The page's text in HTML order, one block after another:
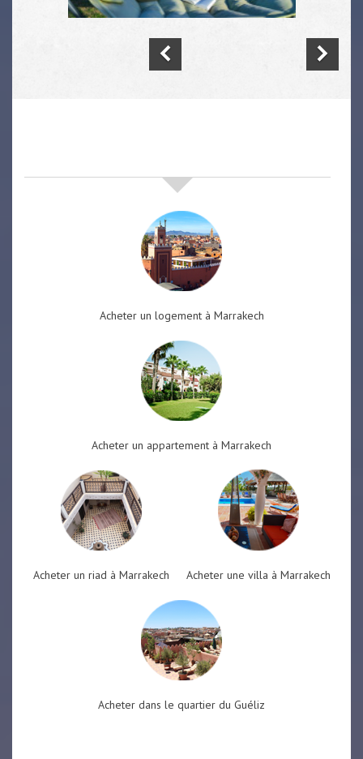
Acheter un logement à Marrakech
Acheter un appartement à Marrakech
Acheter un riad à Marrakech Acheter une villa à Marrakech
Acheter dans le quartier du Guéliz